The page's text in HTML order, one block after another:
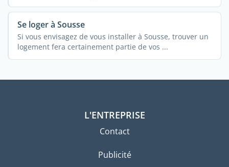
Se loger à Sousse
Si vous envisagez de vous installer à Sousse, trouver un
logement fera certainement partie de vos ...
L'ENTREPRISE
Contact
Publicité